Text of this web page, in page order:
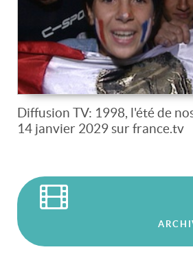
Diffusion TV: 1998, l'été de
14 janvier 2029 sur france.tv